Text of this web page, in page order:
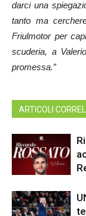
darci una
tanto ma
Friulmotor per
scuderia, a
promessa.”
ARTICOLI